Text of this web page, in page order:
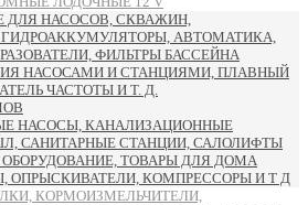
НАСОСОВ, СКВАЖИН,
АВТОМАТИКА,
ФИЛЬТРЫ БАССЕЙНА
НАСОСАМИ И СТАНЦИЯМИ, ПЛАВНЫЙ
ЧАСТОТЫ И Т. Д.
НАСОСЫ, КАНАЛИЗАЦИОННЫЕ
САНИТАРНЫЕ СТАНЦИИ, САЛОЛИФТЫ
ОБОРУДОВАНИЕ, ТОВАРЫ ДЛЯ ДОМА
ОПРЫСКИВАТЕЛИ, КОМПРЕССОРЫ И Т Д
КОРМОИЗМЕЛЬЧИТЕЛИ,